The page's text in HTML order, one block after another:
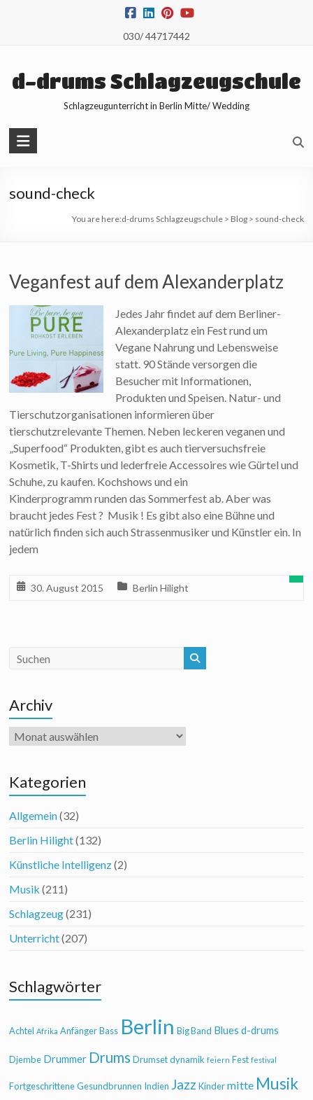
030/ 44717442
d-drums Schlagzeugschule
Schlagzeugunterricht in Berlin Mitte/ Wedding
sound-check
You are here:d-drums Schlagzeugschule> Blog> sound-check
Veganfest auf dem Alexanderplatz
Jedes Jahr findet auf dem Berliner-
Alexanderplatz ein Fest rund um
Vegane Nahrung und Lebensweise
statt. 90 Stände versorgen die
Besucher mit Informationen,
Produkten und Speisen. Natur- und
Tierschutzorganisationen informieren über
tierschutzrelevante Themen. Neben leckeren veganen und
„Superfood“ Produkten, gibt es auch tierversuchsfreie
Kosmetik, T-Shirts und lederfreie Accessoires wie Gürtel und
Schuhe, zu kaufen. Kochshows und ein
Kinderprogramm runden das Sommerfest ab. Aber was
braucht jedes Fest ? Musik ! Es gibt also eine Bühne und
natürlich finden sich auch Strassenmusiker und Künstler ein. In
jedem
30. August 2015 Berlin Hilight
Archiv
Archiv
Kategorien
Allgemein(32)
Berlin Hilight(132)
Künstliche Intelligenz(2)
Musik (211)
Schlagzeug(231)
Unterricht(207)
Schlagwörter
Achtel Afrika Anfänger Bass Berlin Big Band Blues d-drums
Djembe Drummer Drums Drumset dynamik feiern Fest festival
Fortgeschrittene Gesundbrunnen Indien Jazz Kinder mitte Musik